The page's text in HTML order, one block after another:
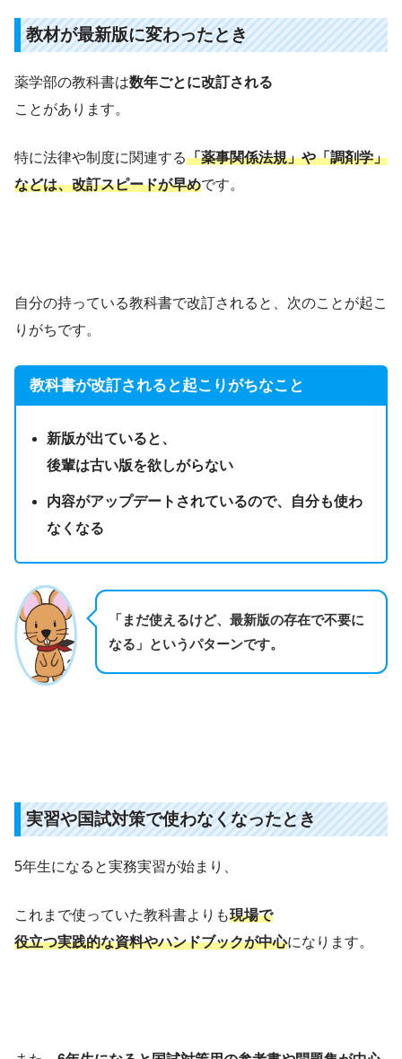
教材が最新版に変わったとき
薬学部の教科書は数年ごとに改訂される
ことがあります。
特に法律や制度に関連する「薬事関係法規」や「調剤学」
などは、改訂スピードが早めです。
自分の持っている教科書で改訂されると、次のことが起こ
りがちです。
教科書が改訂されると起こりがちなこと
新版が出ていると、
後輩は古い版を欲しがらない
内容がアップデートされているので、自分も使わ
なくなる
「まだ使えるけど、最新版の存在で不要に
なる」というパターンです。
実習や国試対策で使わなくなったとき
5年生になると実務実習が始まり、
これまで使っていた教科書よりも現場で
役立つ実践的な資料やハンドブックが中心になります。